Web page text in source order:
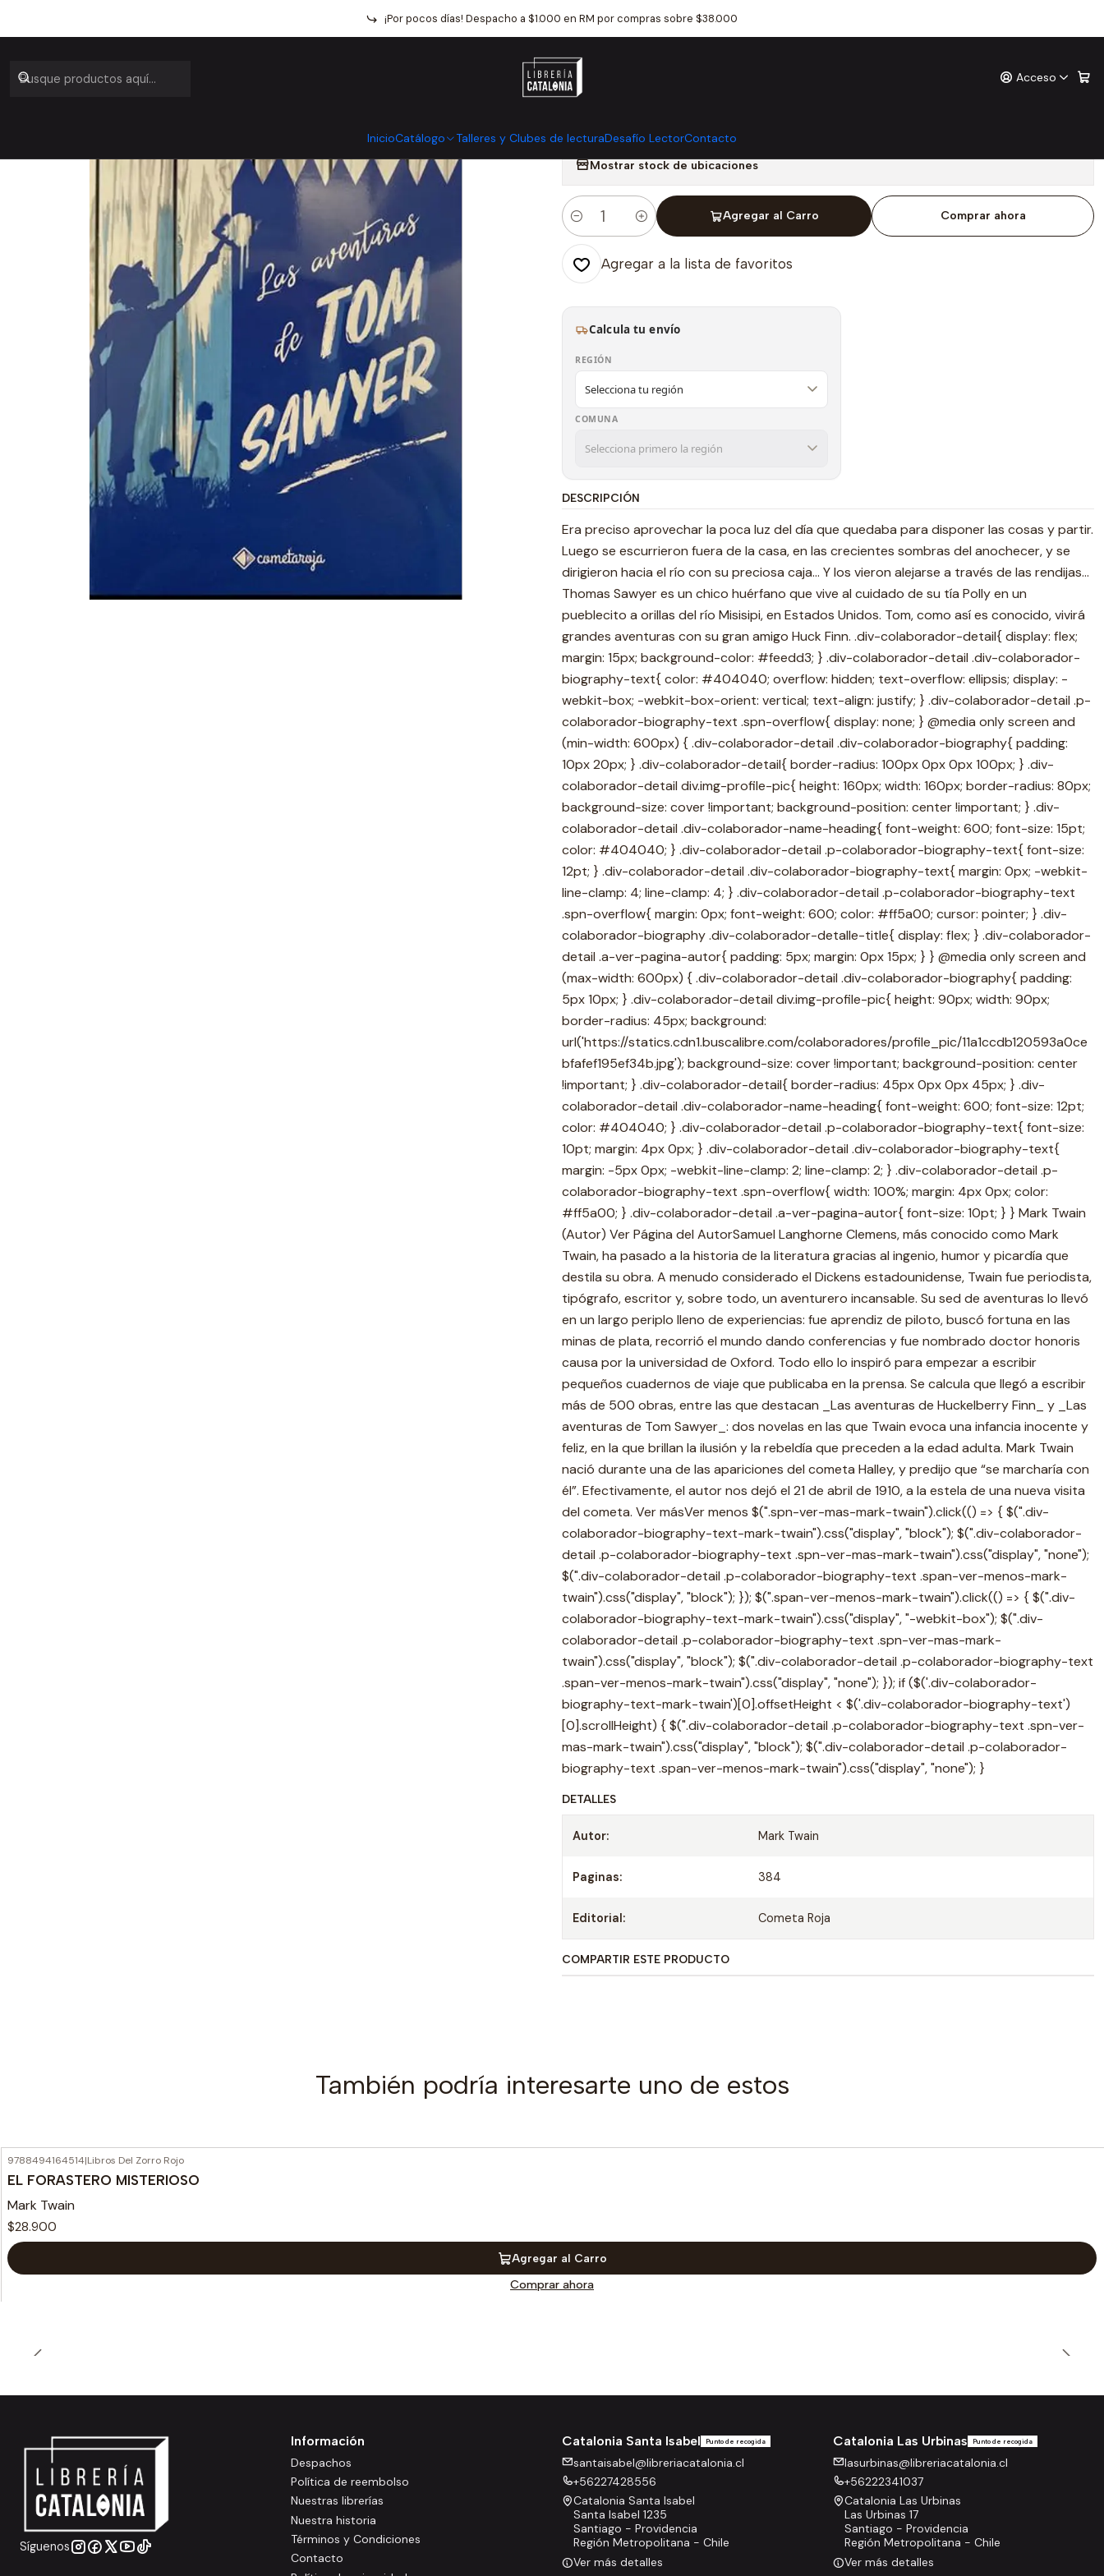
Acceso
InicioCatálogo Talleres y Clubes de lecturaDesafío LectorContacto
¡Por pocos días! Despacho a $1.000 en RM por compras sobre $38.000
Libros infantiles y juveniles Literatura Juvenil Las Aventuras De Tom Sawyer (Cometa Roja)
|
Las Aventuras De Tom Sawyer (Cometa
Mostrar stock de ubicaciones
Cantidad
Agregar al Carro Comprar ahora
Agregar a la lista de favoritos
Calcula tu envío
REGIÓN
COMUNA
DESCRIPCIÓN
Era preciso aprovechar la poca luz del día que quedaba para disponer las cosas y partir.
Luego se escurrieron fuera de la casa, en las crecientes sombras del anochecer, y se
dirigieron hacia el río con su preciosa caja... Y los vieron alejarse a través de las rendijas...
Thomas Sawyer es un chico huérfano que vive al cuidado de su tía Polly en un
pueblecito a orillas del río Misisipi, en Estados Unidos. Tom, como así es conocido, vivirá
grandes aventuras con su gran amigo Huck Finn. .div-colaborador-detail{ display: flex;
margin: 15px; background-color: #feedd3; } .div-colaborador-detail .div-colaborador-
biography-text{ color: #404040; overflow: hidden; text-overflow: ellipsis; display: -
webkit-box; -webkit-box-orient: vertical; text-align: justify; } .div-colaborador-detail .p-
colaborador-biography-text .spn-overflow{ display: none; } @media only screen and
(min-width: 600px) { .div-colaborador-detail .div-colaborador-biography{ padding:
10px 20px; } .div-colaborador-detail{ border-radius: 100px 0px 0px 100px; } .div-
colaborador-detail div.img-profile-pic{ height: 160px; width: 160px; border-radius: 80px;
background-size: cover !important; background-position: center !important; } .div-
colaborador-detail .div-colaborador-name-heading{ font-weight: 600; font-size: 15pt;
color: #404040; } .div-colaborador-detail .p-colaborador-biography-text{ font-size:
12pt; } .div-colaborador-detail .div-colaborador-biography-text{ margin: 0px; -webkit-
line-clamp: 4; line-clamp: 4; } .div-colaborador-detail .p-colaborador-biography-text
.spn-overflow{ margin: 0px; font-weight: 600; color: #ff5a00; cursor: pointer; } .div-
colaborador-biography .div-colaborador-detalle-title{ display: flex; } .div-colaborador-
detail .a-ver-pagina-autor{ padding: 5px; margin: 0px 15px; } } @media only screen and
(max-width: 600px) { .div-colaborador-detail .div-colaborador-biography{ padding:
5px 10px; } .div-colaborador-detail div.img-profile-pic{ height: 90px; width: 90px;
border-radius: 45px; background:
url('https://statics.cdn1.buscalibre.com/colaboradores/profile_pic/11a1ccdb120593a0ce
bfafef195ef34b.jpg'); background-size: cover !important; background-position: center
!important; } .div-colaborador-detail{ border-radius: 45px 0px 0px 45px; } .div-
colaborador-detail .div-colaborador-name-heading{ font-weight: 600; font-size: 12pt;
color: #404040; } .div-colaborador-detail .p-colaborador-biography-text{ font-size:
10pt; margin: 4px 0px; } .div-colaborador-detail .div-colaborador-biography-text{
margin: -5px 0px; -webkit-line-clamp: 2; line-clamp: 2; } .div-colaborador-detail .p-
colaborador-biography-text .spn-overflow{ width: 100%; margin: 4px 0px; color:
#ff5a00; } .div-colaborador-detail .a-ver-pagina-autor{ font-size: 10pt; } } Mark Twain
(Autor) Ver Página del AutorSamuel Langhorne Clemens, más conocido como Mark
Twain, ha pasado a la historia de la literatura gracias al ingenio, humor y picardía que
destila su obra. A menudo considerado el Dickens estadounidense, Twain fue periodista,
tipógrafo, escritor y, sobre todo, un aventurero incansable. Su sed de aventuras lo llevó
en un largo periplo lleno de experiencias: fue aprendiz de piloto, buscó fortuna en las
minas de plata, recorrió el mundo dando conferencias y fue nombrado doctor honoris
causa por la universidad de Oxford. Todo ello lo inspiró para empezar a escribir
pequeños cuadernos de viaje que publicaba en la prensa. Se calcula que llegó a escribir
más de 500 obras, entre las que destacan _Las aventuras de Huckelberry Finn_ y _Las
aventuras de Tom Sawyer_: dos novelas en las que Twain evoca una infancia inocente y
feliz, en la que brillan la ilusión y la rebeldía que preceden a la edad adulta. Mark Twain
nació durante una de las apariciones del cometa Halley, y predijo que “se marcharía con
él”. Efectivamente, el autor nos dejó el 21 de abril de 1910, a la estela de una nueva visita
del cometa. ‍Ver másVer menos $(".spn-ver-mas-mark-twain").click(() => { $(".div-
colaborador-biography-text-mark-twain").css("display", "block"); $(".div-colaborador-
detail .p-colaborador-biography-text .spn-ver-mas-mark-twain").css("display", "none");
$(".div-colaborador-detail .p-colaborador-biography-text .span-ver-menos-mark-
twain").css("display", "block"); }); $(".span-ver-menos-mark-twain").click(() => { $(".div-
colaborador-biography-text-mark-twain").css("display", "-webkit-box"); $(".div-
colaborador-detail .p-colaborador-biography-text .spn-ver-mas-mark-
twain").css("display", "block"); $(".div-colaborador-detail .p-colaborador-biography-text
.span-ver-menos-mark-twain").css("display", "none"); }); if ($('.div-colaborador-
biography-text-mark-twain')[0].offsetHeight < $('.div-colaborador-biography-text')
[0].scrollHeight) { $(".div-colaborador-detail .p-colaborador-biography-text .spn-ver-
mas-mark-twain").css("display", "block"); $(".div-colaborador-detail .p-colaborador-
biography-text .span-ver-menos-mark-twain").css("display", "none"); }
DETALLES
Autor: Mark Twain
Paginas: 384
Editorial: Cometa Roja
COMPARTIR ESTE PRODUCTO
También podría interesarte uno de estos
9788494164514|Libros Del Zorro Rojo
EL FORASTERO MISTERIOSO
Mark Twain
$28.900
Agregar al Carro
Comprar ahora
Síguenos
Información
Despachos
Política de reembolso
Nuestras librerías
Nuestra historia
Términos y Condiciones
Contacto
Catalonia Santa Isabel Punto de recogida
santaisabel@libreriacatalonia.cl
+56227428556
Catalonia Santa Isabel
Santa Isabel 1235
Santiago - Providencia
Región Metropolitana - Chile
Ver más detalles
Catalonia Las Urbinas Punto de recogida
lasurbinas@libreriacatalonia.cl
+56222341037
Catalonia Las Urbinas
Las Urbinas 17
Santiago - Providencia
Región Metropolitana - Chile
Ver más detalles